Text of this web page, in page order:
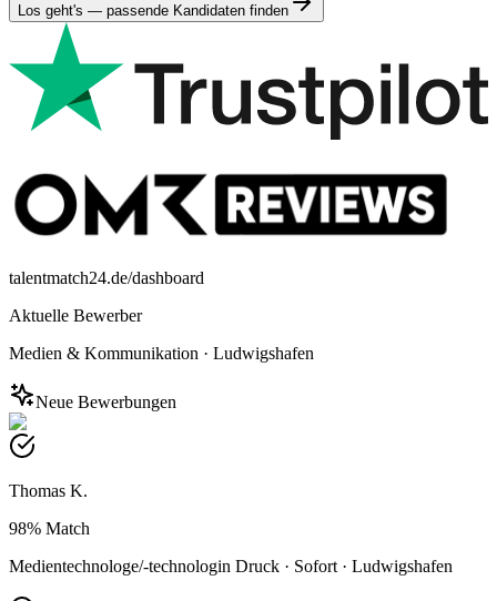
Los geht's — passende Kandidaten finden
talentmatch24.de/dashboard
Aktuelle Bewerber
Medien & Kommunikation · Ludwigshafen
Neue Bewerbungen
Thomas K.
98% Match
Medientechnologe/-technologin Druck · Sofort · Ludwigshafen